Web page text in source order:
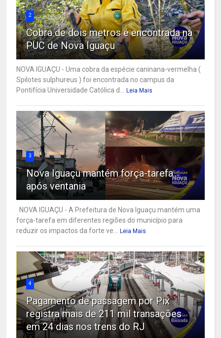
2
Cobra de dois metros é encontrada na
PUC de Nova Iguaçu
NOVA IGUAÇU - Uma cobra da espécie caninana-vermelha (
Spilotes sulphureus ) foi encontrada no campus da
Pontifícia Universidade Católica d...
Leia Mais
3
Nova Iguaçu mantém força-tarefa
após ventania
NOVA IGUAÇU - A Prefeitura de Nova Iguaçu mantém uma
força-tarefa em diferentes regiões do município para
reduzir os impactos da forte ve...
Leia Mais
4
Pagamento de passagem por Pix
registra mais de 211 mil transações
em 24 dias nos trens do RJ